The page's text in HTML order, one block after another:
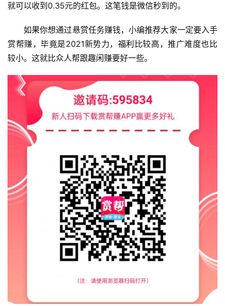
就可以收到0.35元的红包。这笔钱是微信秒到的。
如果你想通过悬赏任务赚钱，小编推荐大家一定要入手
赏帮赚，毕竟是2021新势力，福利比较高，推广难度也比
较小。这就比众人帮跟趣闲赚要好一些。